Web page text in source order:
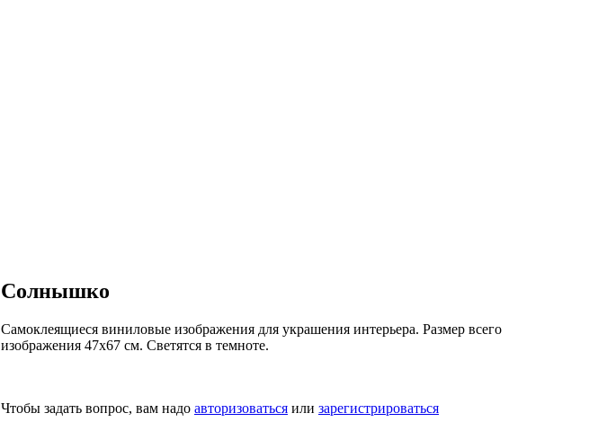
Солнышко
Самоклеящиеся виниловые изображения для украшения интерьера. Размер всего
изображения 47х67 см. Светятся в темноте.
Чтобы задать вопрос, вам надо авторизоваться или зарегистрироваться